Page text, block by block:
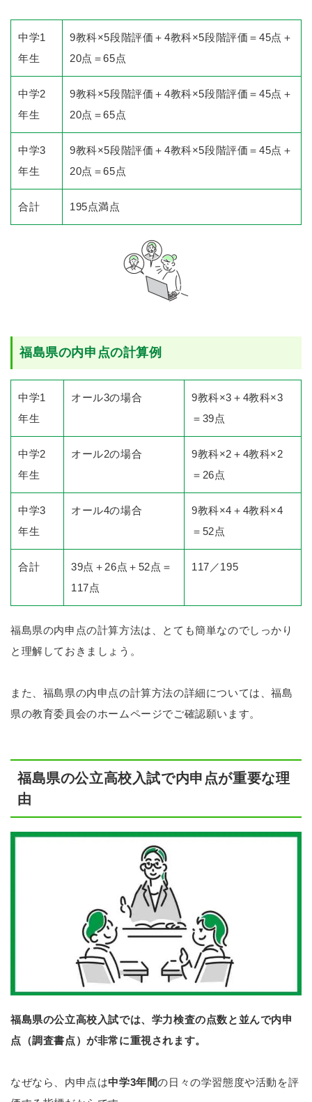
中学1
年生
9教科×5段階評価＋4教科×5段階評価＝45点＋
20点＝65点
中学2
年生
9教科×5段階評価＋4教科×5段階評価＝45点＋
20点＝65点
中学3
年生
9教科×5段階評価＋4教科×5段階評価＝45点＋
20点＝65点
合計 195点満点
福島県の内申点の計算例
中学1
年生
オール3の場合
9教科×3＋4教科×3
＝39点
中学2
年生
オール2の場合
9教科×2＋4教科×2
＝26点
中学3
年生
オール4の場合
9教科×4＋4教科×4
＝52点
合計
39点＋26点＋52点＝
117点
117／195
福島県の内申点の計算方法は、とても簡単なのでしっかり
と理解しておきましょう。
また、福島県の内申点の計算方法の詳細については、福島
県の教育委員会のホームページでご確認願います。
福島県の公立高校入試で内申点が重要な理
由
福島県の公立高校入試では、学力検査の点数と並んで内申
点（調査書点）が非常に重視されます。
なぜなら、内申点は中学3年間の日々の学習態度や活動を評